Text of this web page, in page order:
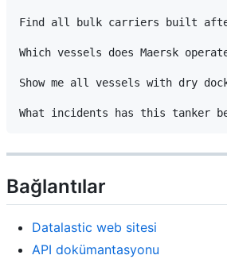
Find all bulk carriers built
Which vessels does Maersk
Show me all vessels with dry
Bağlantılar
Datalastic web sitesi
API dokümantasyonu